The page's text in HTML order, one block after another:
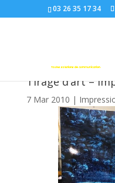
03 26 35 17 34
Tirage d’art –
7 Mar 2010 |